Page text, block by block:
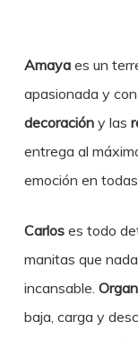
Amayaes un
apasionada y
decoracióny las
entrega al
emoción en
Carloses todo
manitas que
incansable.
baja, carga y